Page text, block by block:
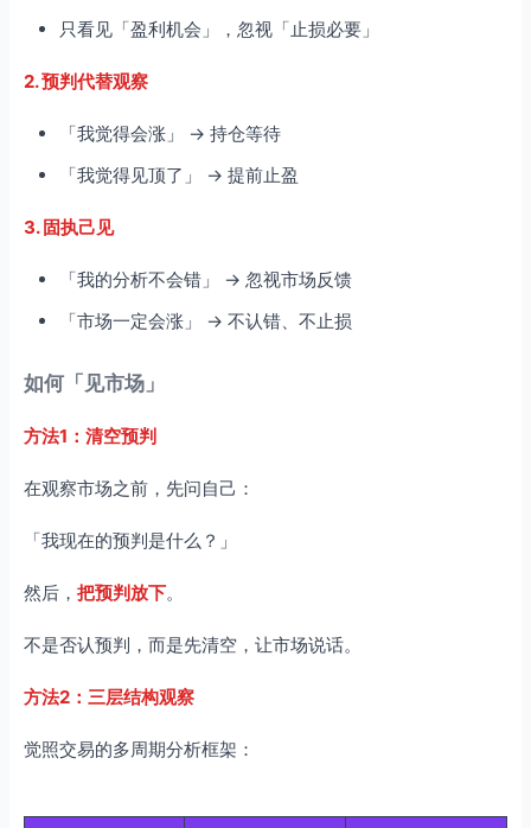
只看见「盈利机会」，忽视「止损必要」
2. 预判代替观察
「我觉得会涨」 → 持仓等待
「我觉得见顶了」 → 提前止盈
3. 固执己见
「我的分析不会错」 → 忽视市场反馈
「市场一定会涨」 → 不认错、不止损
如何「见市场」
方法1：清空预判
在观察市场之前，先问自己：
「我现在的预判是什么？」
然后， 把预判放下。
不是否认预判，而是先清空，让市场说话。
方法2：三层结构观察
觉照交易的多周期分析框架：